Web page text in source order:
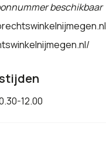
beschikbaar
12.00